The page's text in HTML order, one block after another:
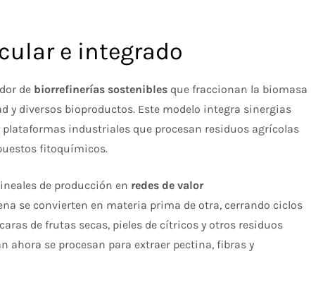
e integrado
de biorrefinerías sostenibles que fraccionan la biomasa
y diversos bioproductos. Este modelo integra sinergias
industriales que procesan residuos agrícolas
fitoquímicos.​
de producción en redes de valor
se convierten en materia prima de otra, cerrando ciclos
de frutas secas, pieles de cítricos y otros residuos
ahora se procesan para extraer pectina, fibras y